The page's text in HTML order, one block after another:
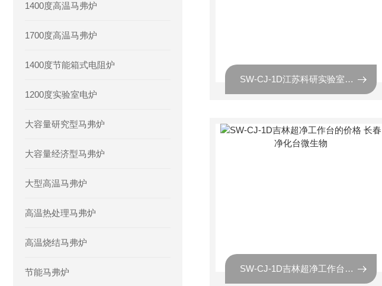
1400度高温马弗炉
1700度高温马弗炉
1400度节能箱式电阻炉
1200度实验室电炉
大容量研究型马弗炉
大容量经济型马弗炉
大型高温马弗炉
高温热处理马弗炉
高温烧结马弗炉
节能马弗炉
SW-CJ-1D江苏科研实验室超净工作台的报价
SW-CJ-1D吉林超净工作台的价格 长春净化台微生物